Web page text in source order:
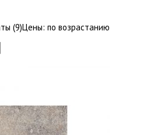
(9)Цены: по возрастанию